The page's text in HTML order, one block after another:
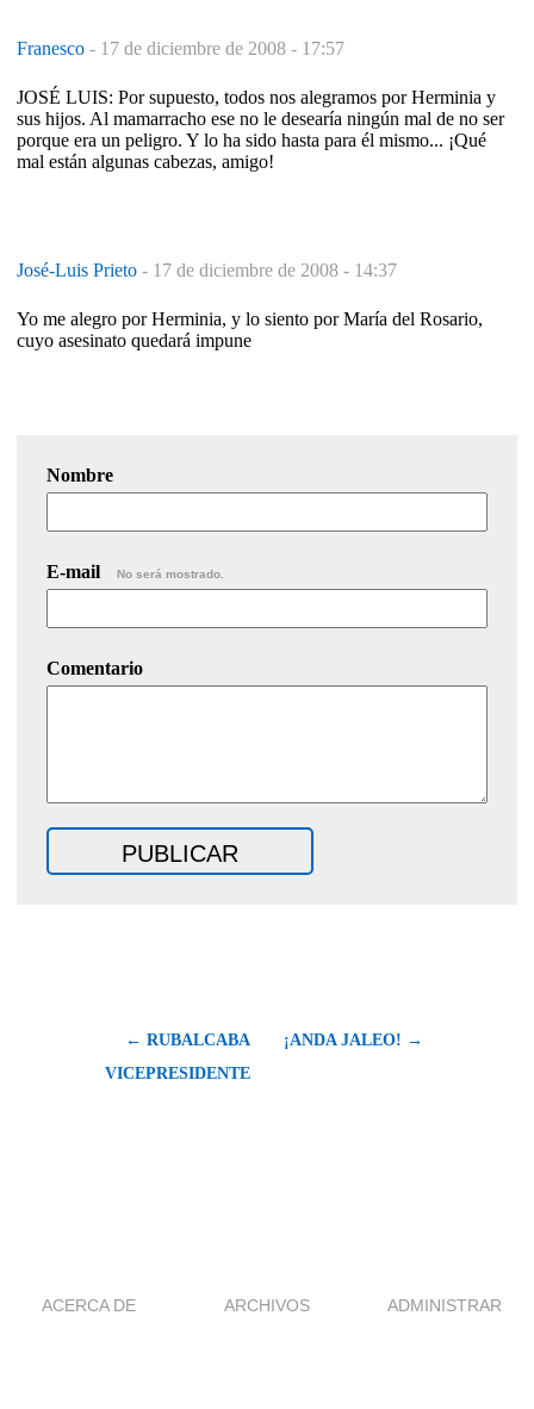
Franesco - 17 de diciembre de 2008 - 17:57
JOSÉ LUIS: Por supuesto, todos nos alegramos por Herminia y
sus hijos. Al mamarracho ese no le desearía ningún mal de no ser
porque era un peligro. Y lo ha sido hasta para él mismo... ¡Qué
mal están algunas cabezas, amigo!
José-Luis Prieto - 17 de diciembre de 2008 - 14:37
Yo me alegro por Herminia, y lo siento por María del Rosario,
cuyo asesinato quedará impune
Nombre
E-mail No será mostrado.
Comentario
← RUBALCABA
VICEPRESIDENTE
¡ANDA JALEO! →
ACERCA DE ARCHIVOS ADMINISTRAR